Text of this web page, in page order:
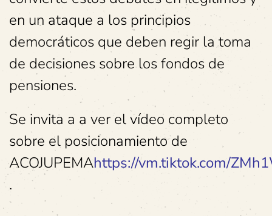
en un ataque a los principios
democráticos que deben regir la toma
de decisiones sobre los fondos de
pensiones.
Se invita a a ver el vídeo completo
sobre el posicionamiento de
ACOJUPEMAhttps://vm.tiktok.com/
.